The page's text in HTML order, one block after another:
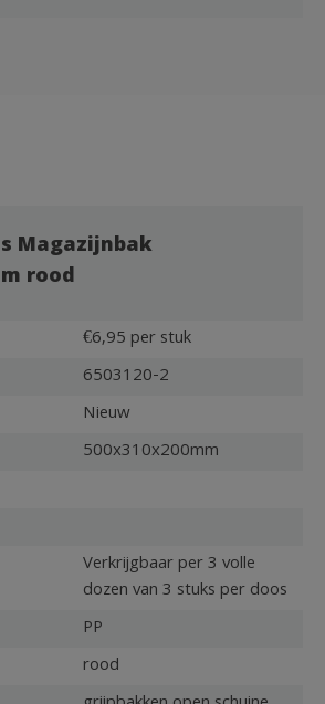
Magazijnbak
rood
€6,95 per stuk
6503120-2
Nieuw
500x310x200mm
Verkrijgbaar per 3 volle
dozen van 3 stuks per doos
PP
rood